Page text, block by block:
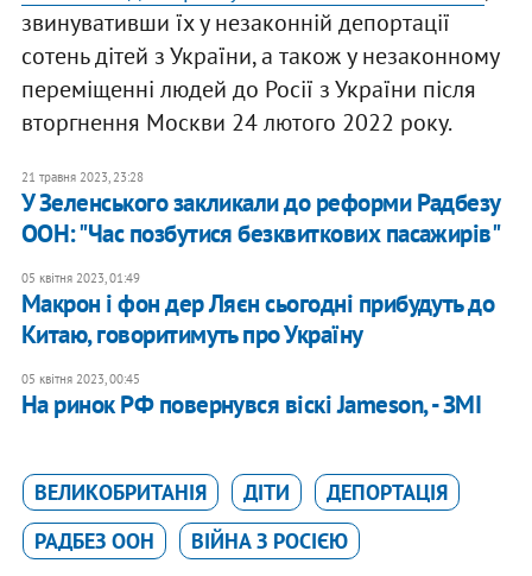
звинувативши їх у незаконній депортації
сотень дітей з України, а також у незаконному
переміщенні людей до Росії з України після
вторгнення Москви 24 лютого 2022 року.
21 травня 2023, 23:28
У Зеленського закликали до реформи Радбезу
ООН: "Час позбутися безквиткових пасажирів"
05 квітня 2023, 01:49
Макрон і фон дер Ляєн сьогодні прибудуть до
Китаю, говоритимуть про Україну
05 квітня 2023, 00:45
На ринок РФ повернувся віскі Jameson, - ЗМІ
ВЕЛИКОБРИТАНІЯ ДІТИ
ДЕПОРТАЦІЯ
РАДБЕЗ ООН
ВІЙНА З РОСІЄЮ